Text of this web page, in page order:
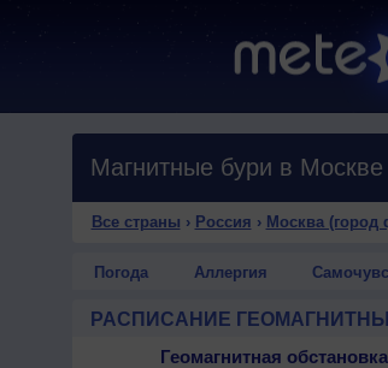
Магнитные бури в Москве
Все страны › Россия › Москва (город
Погода Аллергия
РАСПИСАНИЕ
Геомагнитная